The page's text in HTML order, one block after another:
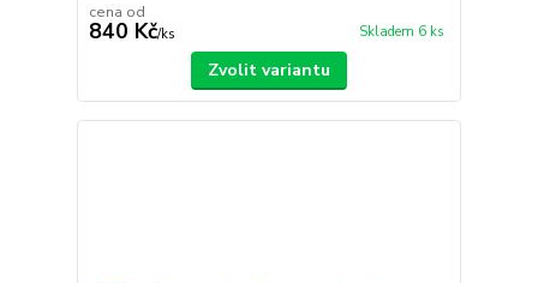
cena od
840 Kč/ks Skladem 6 ks
Zvolit variantu